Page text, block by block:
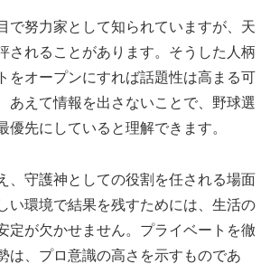
で努力家として知られていますが、天
されることがあります。そうした人柄
をオープンにすれば話題性は高まる可
あえて情報を出さないことで、野球選
優先にしていると理解できます。
、守護神としての役割を任される場面
い環境で結果を残すためには、生活の
定が欠かせません。プライベートを徹
は、プロ意識の高さを示すものであ